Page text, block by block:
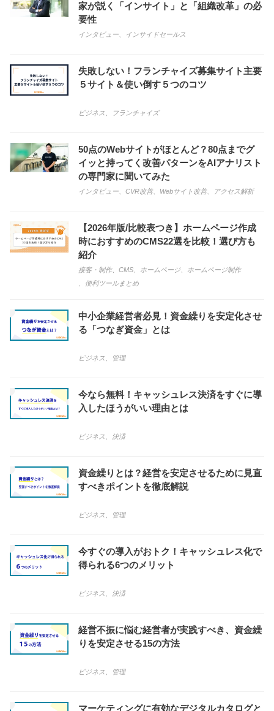
家が説く「インサイト」と「組織改革」の必
要性
インタビュー インサイドセールス
失敗しない！フランチャイズ募集サイト主要
５サイト＆使い倒す５つのコツ
ビジネス フランチャイズ
50点のWebサイトがほとんど？80点までグ
イッと持ってく改善パターンをAIアナリスト
の専門家に聞いてみた
インタビュー CVR改善、 Webサイト改善、 アクセス解析
【2026年版/比較表つき】ホームページ作成
時におすすめのCMS22選を比較！選び方も
紹介
接客・制作、 CMS ホームページ、 ホームページ制作
便利ツールまとめ
中小企業経営者必見！資金繰りを安定化させ
る「つなぎ資金」とは
ビジネス 管理
今なら無料！キャッシュレス決済をすぐに導
入したほうがいい理由とは
ビジネス 決済
資金繰りとは？経営を安定させるために見直
すべきポイントを徹底解説
ビジネス 管理
今すぐの導入がおトク！キャッシュレス化で
得られる6つのメリット
ビジネス 決済
経営不振に悩む経営者が実践すべき、資金繰
りを安定させる15の方法
ビジネス 管理
マーケティングに有効なデジタルカタログと